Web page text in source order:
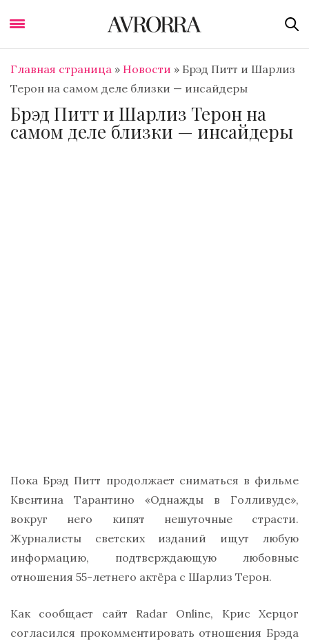
Главная страница » Новости » Брэд Питт и Шарлиз
Терон на самом деле близки — инсайдеры
Брэд Питт и Шарлиз Терон на
самом деле близки — инсайдеры
Пока Брэд Питт продолжает сниматься в фильме
Квентина Тарантино «Однажды в Голливуде»,
вокруг него кипят нешуточные страсти.
Журналисты светских изданий ищут любую
информацию, подтверждающую любовные
отношения 55-летнего актёра с Шарлиз Терон.
Как сообщает сайт Radar Online, Крис Херцог
согласился прокомментировать отношения Брэда